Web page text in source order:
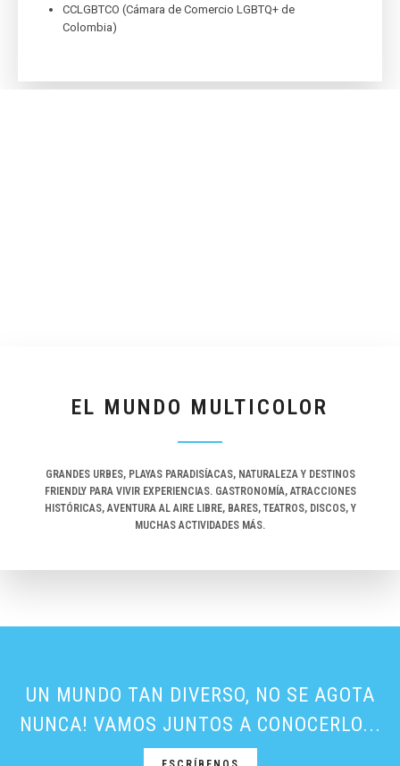
CCLGBTCO (Cámara de Comercio LGBTQ+ de
Colombia)
EL MUNDO MULTICOLOR
GRANDES URBES, PLAYAS PARADISÍACAS, NATURALEZA Y DESTINOS
FRIENDLY PARA VIVIR EXPERIENCIAS. GASTRONOMÍA, ATRACCIONES
HISTÓRICAS, AVENTURA AL AIRE LIBRE, BARES, TEATROS, DISCOS, Y
MUCHAS ACTIVIDADES MÁS.
UN MUNDO TAN DIVERSO, NO SE AGOTA
NUNCA! VAMOS JUNTOS A CONOCERLO...